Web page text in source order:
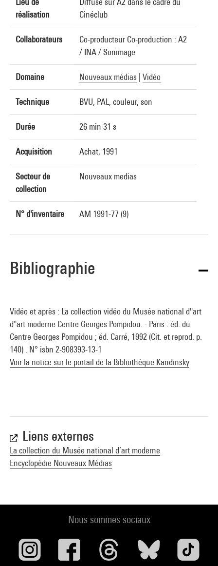
réalisation
Cinéclub
Collaborateurs
Co-producteur Co-production : A2
/ INA / Sonimage
Domaine Nouveaux médias Vidéo
Technique BVU, PAL, couleur, son
Durée 26 min 31 s
Acquisition Achat, 1991
Secteur de
collection
Nouveaux medias
N° d'inventaire AM 1991-77 (9)
Bibliographie
Vidéo et après : La collection vidéo du Musée national d''art
d''art moderne Centre Georges Pompidou. - Paris : éd. du
Centre Georges Pompidou ; éd. Carré, 1992 (Cit. et reprod. p.
140) . N° isbn 2-908393-13-1
Voir la notice sur le portail de la Bibliothèque Kandinsky
Liens externes
La collection du Musée national d’art moderne
Encyclopédie Nouveaux Médias
Nous sommes sociaux